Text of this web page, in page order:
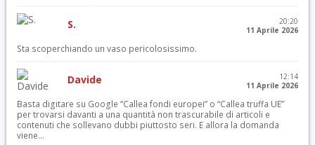
S.
20:20
11 Aprile 2026
Sta scoperchiando un vaso pericolosissimo.
Davide
12:14
11 Aprile 2026
Basta digitare su Google “Callea fondi europei” o “Callea truffa UE”
per trovarsi davanti a una quantità non trascurabile di articoli e
contenuti che sollevano dubbi piuttosto seri. E allora la domanda
viene...